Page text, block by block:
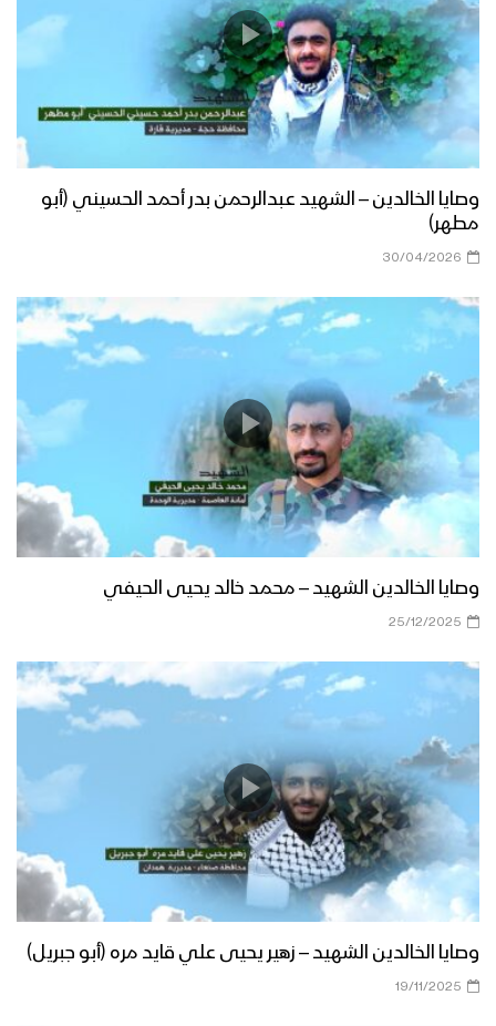
وصايا الخالدين – الشهيد عبدالرحمن بدر أحمد الحسيني (أبو
مطهر)
30/04/2026
وصايا الخالدين الشهيد – محمد خالد يحيى الحيفي
25/12/2025
وصايا الخالدين الشهيد – زهير يحيى علي قايد مره (أبو جبريل)
19/11/2025